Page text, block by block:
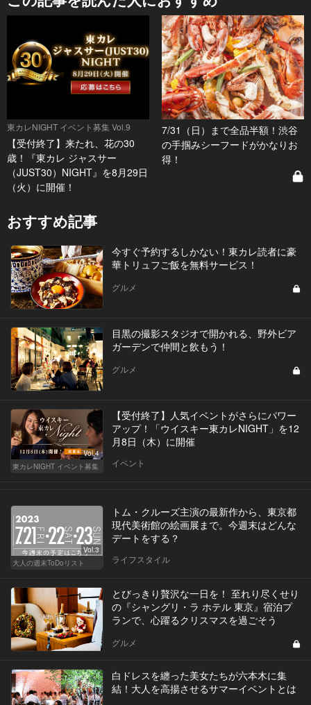
東カレNIGHT イベント募集 Vol.9
【受付終了】来たれ、花の30
歳！『東カレ ジャスサー
（JUST30）NIGHT』を8月29日
（火）に開催！
7/31（日）まで全品半額！渋谷
の手掴みシーフードがかなりお
得！
おすすめ記事
今すぐ予約するしかない！東カレ読者に豪
華トリュフご飯を無料サービス！
グルメ
目黒の撮影スタジオで開かれる、野外ビア
ガーデンで仲間と飲もう！
グルメ
Vol.4
東カレNIGHT イベント募集
【受付終了】人気イベントがさらにパワー
アップ！「ウイスキー東カレNIGHT」を12
月8日（木）に開催
イベント
Vol.3
大人の週末ToDoリスト
トム・クルーズ主演の最新作から、東京都
現代美術館の絵画展まで。今週末はどんな
デートをする？
ライフスタイル
とびっきり贅沢な一日を！ 至れり尽くせり
の『シャングリ・ラ ホテル 東京』宿泊プ
ランで、心躍るクリスマスを過ごそう
グルメ
白ドレスを纏った美女たちが六本木に集
結！大人を高揚させるサマーイベントとは